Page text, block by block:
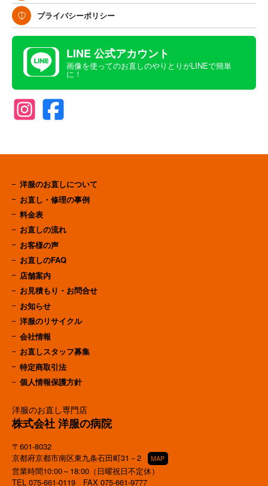
プライバシーポリシー
LINE 公式アカウント
画像を使ってのお直しのやりとりがLINEで簡単
に！
洋服のお直し専門店
株式会社 洋服の病院
〒601-8032
京都府京都市南区東九条石田町31－2
MAP
営業時間10:00～18:00（日曜祝日不定休）
TEL 075-661-0119 FAX 075-661-9777
洋服のお直しについて
お直し・修理の事例
料金表
お直しの流れ
お客様の声
お直しのFAQ
店舗案内
お見積もり・お問合せ
お知らせ
洋服のリサイクル
会社情報
お直しスタッフ募集
特定商取引法
個人情報保護方針